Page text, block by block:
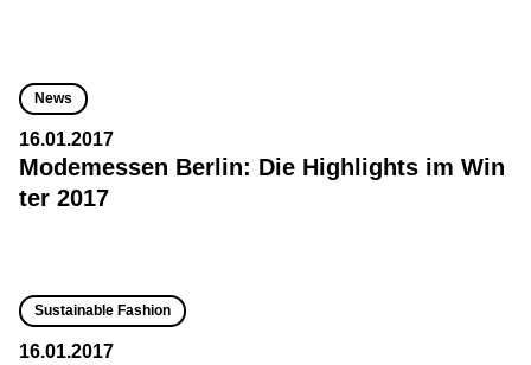
News
16.01.2017
Modemessen Berlin: Die Highlights im Win
ter 2017
Sustainable Fashion
16.01.2017